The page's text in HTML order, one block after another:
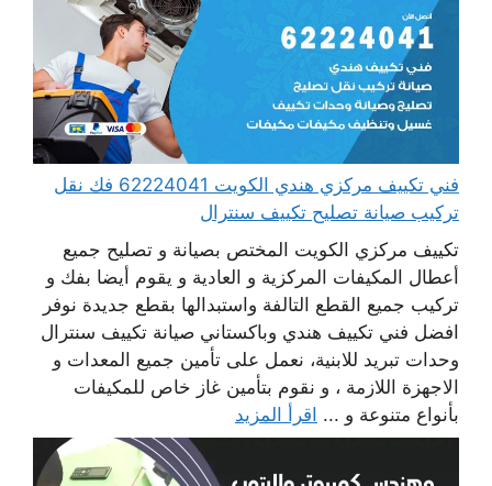
فني تكييف مركزي هندي الكويت 62224041 فك نقل
تركيب صيانة تصليح تكييف سنترال
تكييف مركزي الكويت المختص بصيانة و تصليح جميع
أعطال المكيفات المركزية و العادية و يقوم أيضا بفك و
تركيب جميع القطع التالفة واستبدالها بقطع جديدة نوفر
افضل فني تكييف هندي وباكستاني صيانة تكييف سنترال
وحدات تبريد للابنية، نعمل على تأمين جميع المعدات و
الاجهزة اللازمة ، و نقوم بتأمين غاز خاص للمكيفات
بأنواع متنوعة و ... اقرأ المزيد